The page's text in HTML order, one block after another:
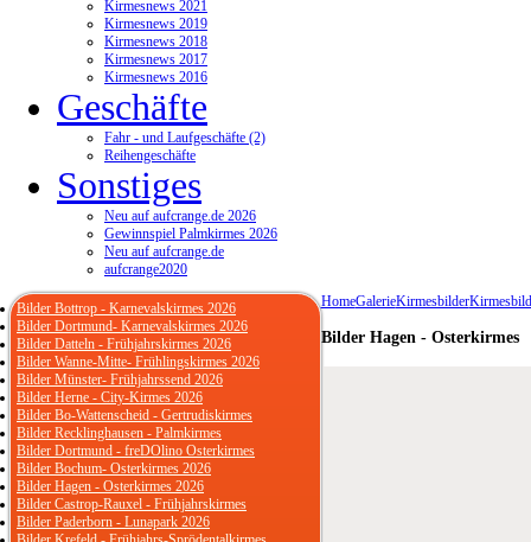
Kirmesnews 2021
Kirmesnews 2019
Kirmesnews 2018
Kirmesnews 2017
Kirmesnews 2016
Geschäfte
Fahr - und Laufgeschäfte (2)
Reihengeschäfte
Sonstiges
Neu auf aufcrange.de 2026
Gewinnspiel Palmkirmes 2026
Neu auf aufcrange.de
aufcrange2020
HomeGalerieKirmesbilder
Bilder Hagen - Osterkirmes
Bilder Bottrop - Karnevalskirmes 2026
Bilder Dortmund- Karnevalskirmes 2026
Bilder Datteln - Frühjahrskirmes 2026
Bilder Wanne-Mitte- Frühlingskirmes 2026
Bilder Münster- Frühjahrssend 2026
Bilder Herne - City-Kirmes 2026
Bilder Bo-Wattenscheid - Gertrudiskirmes
Bilder Recklinghausen - Palmkirmes
Bilder Dortmund - freDOlino Osterkirmes
Bilder Bochum- Osterkirmes 2026
Bilder Hagen - Osterkirmes 2026
Bilder Castrop-Rauxel - Frühjahrskirmes
Bilder Paderborn - Lunapark 2026